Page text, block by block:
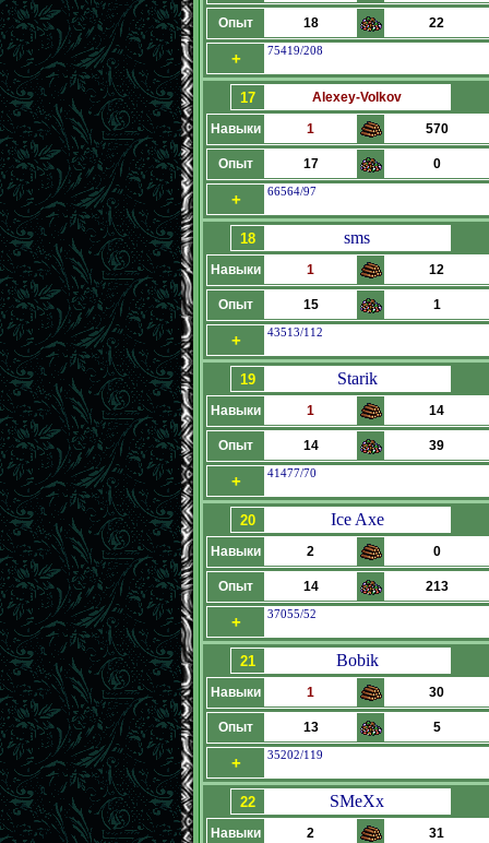
Опыт 18 22
+ 75419/208
17 Alexey-Volkov
Навыки 1 570
Опыт 17 0
+ 66564/97
18 sms
Навыки 1 12
Опыт 15 1
+ 43513/112
19 Starik
Навыки 1 14
Опыт 14 39
+ 41477/70
20 Ice Axe
Навыки 2 0
Опыт 14 213
+ 37055/52
21 Bobik
Навыки 1 30
Опыт 13 5
+ 35202/119
22 SMeXx
Навыки 2 31